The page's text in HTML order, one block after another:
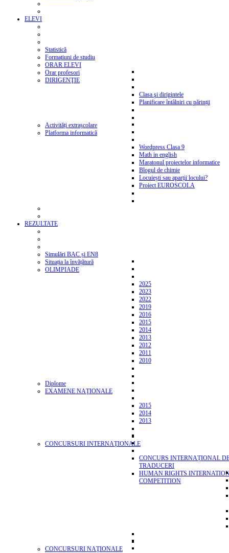
ELEVI
Statistică
Formaţiuni de studiu
ORAR ELEVI
Orar profesori
DIRIGENŢIE
Clasa şi dirigintele
Planificare întâlniri cu părinții
Activități extrașcolare
Platforma informatică
Wordpress Clasa 9
Math in english
Maratonul proiectelor informatice
Blogul de chimie
Locuiești sau aparții locului?
Proiect EUROSCOLA
REZULTATE
Simulări BAC și EN8
Situația la învățătură
OLIMPIADE
2025
2023
2022
2019
2016
2015
2014
2013
2012
2011
2010
Diplome
EXAMENE NAŢIONALE
2015
2014
2013
CONCURSURI INTERNAȚIONALE
CONCURS INTERNAȚIONAL
TRADUCERI
HUMAN RIGHTS
COMPETITION
CONCURSURI NAŢIONALE